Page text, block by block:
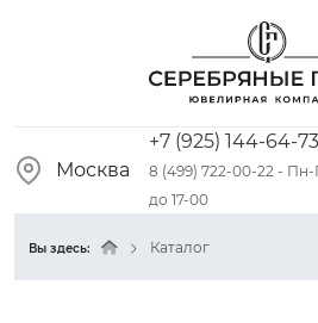
Москва
+7 (925) 144-64-73
8 (499) 722-00-22 -
до 17-00
Вы здесь: Каталог